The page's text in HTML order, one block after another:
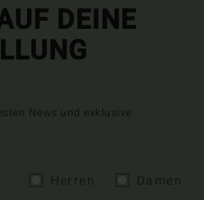
DEINE
News und exklusive